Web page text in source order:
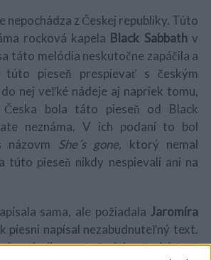
nepochádza z Českej republiky. Túto
rocková kapela Black Sabbathv
táto melódia neskutočne zapáčila a
pieseň prespievať s českým
nej veľké nádeje aj napriek tomu,
bola táto pieseň od Black
neznáma. V ich podaní to bol
názovm She´s gone, ktorý nemal
túto pieseň nikdy nespievali ani na
sama, ale požiadalaJaromíra
piesni napísal nezabudnuteľný text.
podarilo, pretože jeho český text